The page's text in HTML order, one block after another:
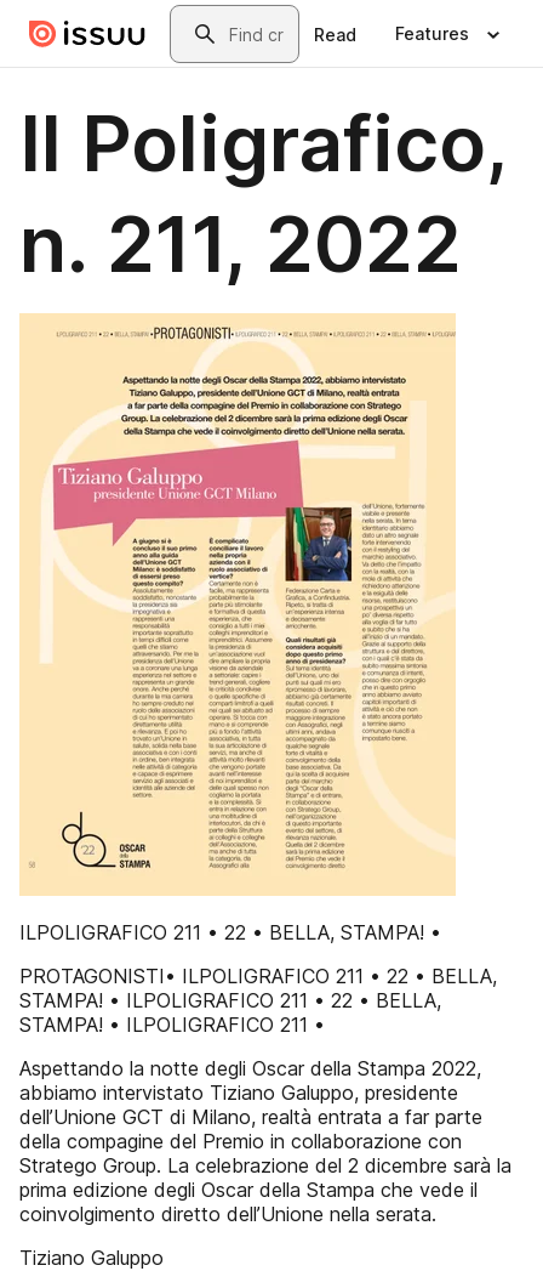
Skip to main contentSearch
Read Features
Il Poligrafico,
n. 211, 2022
ILPOLIGRAFICO 211 • 22 • BELLA, STAMPA! •
PROTAGONISTI• ILPOLIGRAFICO 211 • 22 • BELLA,
STAMPA! • ILPOLIGRAFICO 211 • 22 • BELLA,
STAMPA! • ILPOLIGRAFICO 211 •
Aspettando la notte degli Oscar della Stampa 2022,
abbiamo intervistato Tiziano Galuppo, presidente
dell’Unione GCT di Milano, realtà entrata a far parte
della compagine del Premio in collaborazione con
Stratego Group. La celebrazione del 2 dicembre sarà la
prima edizione degli Oscar della Stampa che vede il
coinvolgimento diretto dell’Unione nella serata.
Tiziano Galuppo